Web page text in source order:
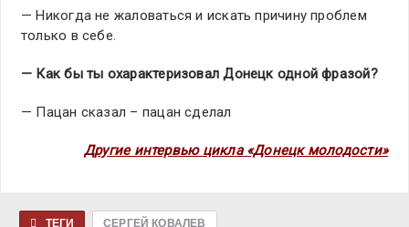
— Никогда не жаловаться и искать причину проблем
только в себе.
— Как бы ты охарактеризовал Донецк одной фразой?
— Пацан сказал – пацан сделал
Другие интервью цикла «Донецк молодости»
ТЕГИ СЕРГЕЙ КОВАЛЕВ